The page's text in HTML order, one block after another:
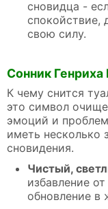
сновидца -
спокойствие,
свою силу.
Сонник
К чему снится
это символ
эмоций и
иметь несколько
сновидения.
Чистый,
избавление
обновление в